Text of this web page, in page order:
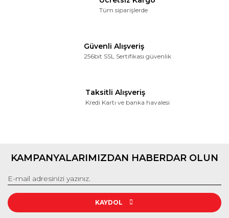
Tüm siparişlerde
Güvenli Alışveriş
256bit SSL Sertifikası güvenlik
Taksitli Alışveriş
Kredi Kartı ve banka havalesi
KAMPANYALARIMIZDAN HABERDAR OLUN
KAYDOL